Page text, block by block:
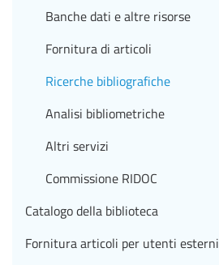
Banche dati e altre risorse
Fornitura di articoli
Ricerche bibliografiche
Analisi bibliometriche
Altri servizi
Commissione RIDOC
Catalogo della biblioteca
Fornitura articoli per utenti esterni